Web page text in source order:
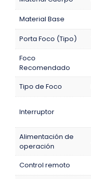
Material Base
Porta Foco (Tipo)
Foco
Recomendado
Tipo de Foco
Interruptor
Alimentación de
operación
Control remoto